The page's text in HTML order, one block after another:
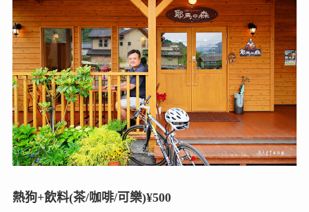
熱狗+飲料(茶/咖啡/可樂)¥500